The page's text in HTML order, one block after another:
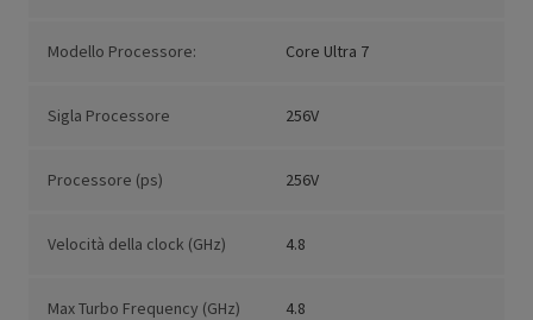
Modello Processore: Core Ultra 7
Sigla Processore 256V
Processore (ps) 256V
Velocità della clock (GHz) 4.8
Max Turbo Frequency (GHz) 4.8